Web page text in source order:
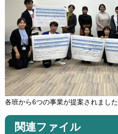
各班から6つの事業が提案されました
関連ファイル